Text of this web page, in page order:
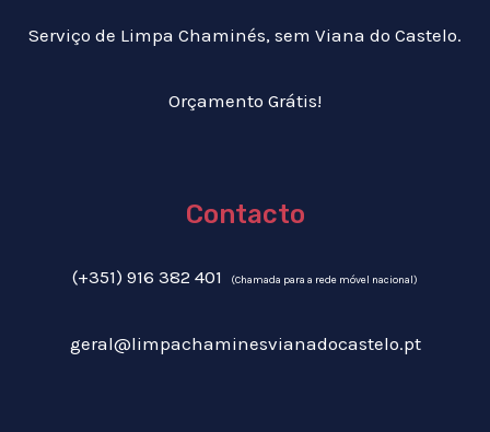
Serviço de Limpa Chaminés, sem Viana do Castelo.
Orçamento Grátis!
Contacto
(+351) 916 382 401 (Chamada para a rede móvel nacional)
geral@limpachaminesvianadocastelo.pt